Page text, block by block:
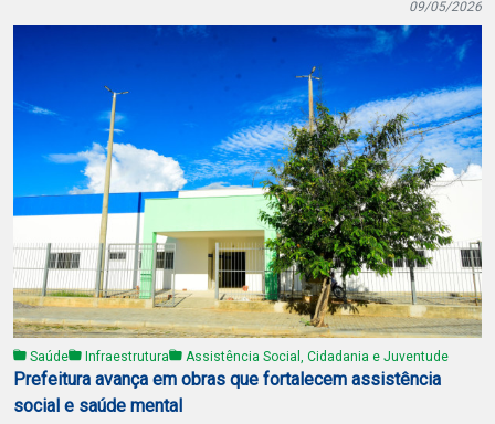
09/05/2026
Saúde Infraestrutura Assistência Social, Cidadania e Juventude
Prefeitura avança em obras que fortalecem assistência
social e saúde mental